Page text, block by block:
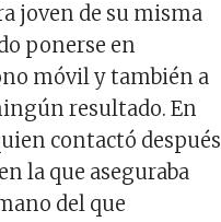
joven de su misma
ponerse en
móvil y también a
resultado. En
contactó después
la que aseguraba
del que